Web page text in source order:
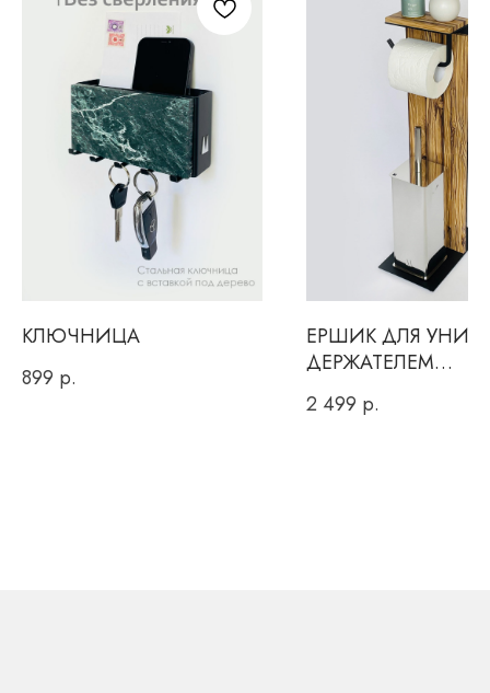
КЛЮЧНИЦА
899 р.
ЕРШИК ДЛЯ
ДЕРЖАТЕЛЕМ
2 499 р.
СВЯЖИТЕСЬ С НАМИ
По всем возникающим вопросам
вы можете написать нам на почту:
info@molinardi.com
Или заполнить форму
для обратного звонка